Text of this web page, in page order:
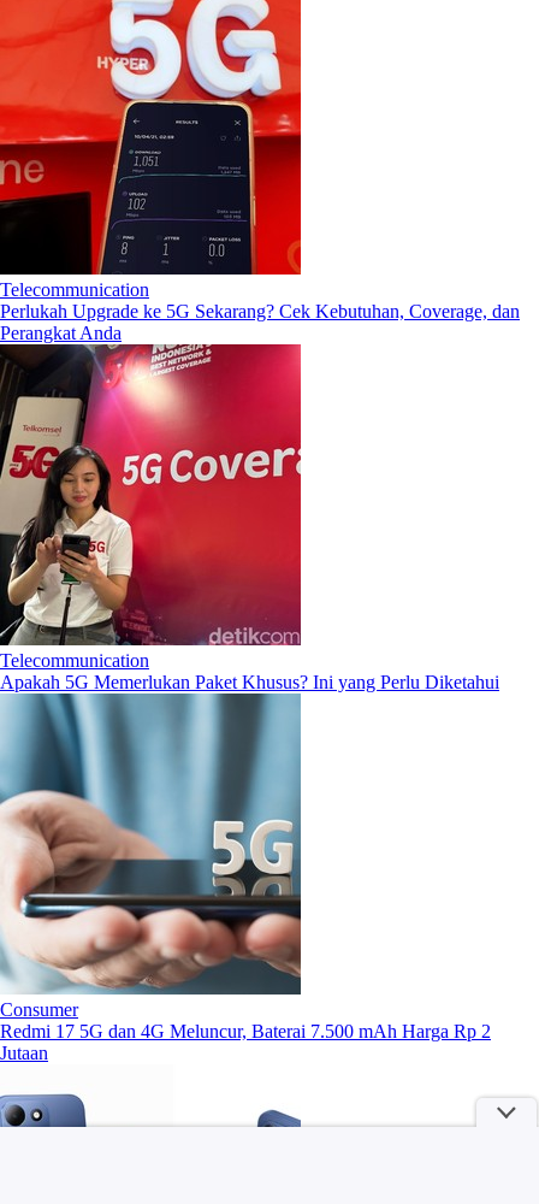
Telecommunication
Perlukah Upgrade ke 5G Sekarang? Cek Kebutuhan, Coverage, dan
Perangkat Anda
Telecommunication
Apakah 5G Memerlukan Paket Khusus? Ini yang Perlu Diketahui
Consumer
Redmi 17 5G dan 4G Meluncur, Baterai 7.500 mAh Harga Rp 2
Jutaan